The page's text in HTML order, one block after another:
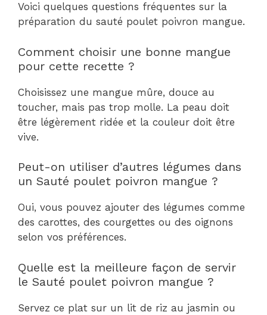
Voici quelques questions fréquentes sur la
préparation du sauté poulet poivron mangue.
Comment choisir une bonne mangue
pour cette recette ?
Choisissez une mangue mûre, douce au
toucher, mais pas trop molle. La peau doit
être légèrement ridée et la couleur doit être
vive.
Peut-on utiliser d’autres légumes dans
un Sauté poulet poivron mangue ?
Oui, vous pouvez ajouter des légumes comme
des carottes, des courgettes ou des oignons
selon vos préférences.
Quelle est la meilleure façon de servir
le Sauté poulet poivron mangue ?
Servez ce plat sur un lit de riz au jasmin ou